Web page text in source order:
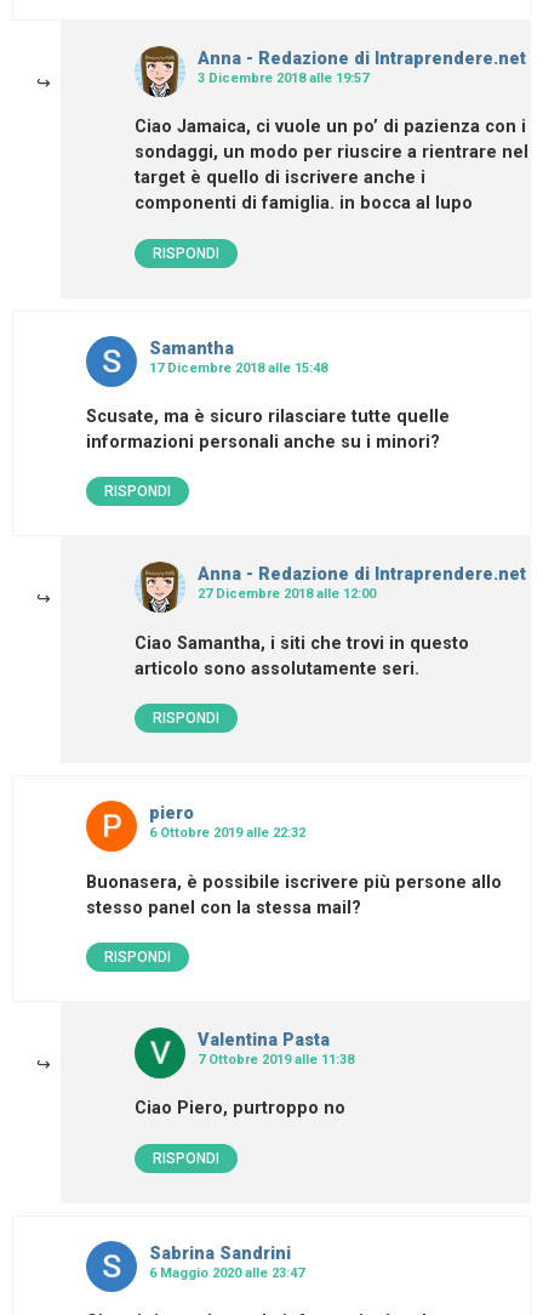
Anna - Redazione di Intraprendere.net
3 Dicembre 2018 alle 19:57
Ciao Jamaica, ci vuole un po’ di pazienza con i
sondaggi, un modo per riuscire a rientrare nel
target è quello di iscrivere anche i
componenti di famiglia. in bocca al lupo
RISPONDI
Samantha
17 Dicembre 2018 alle 15:48
Scusate, ma è sicuro rilasciare tutte quelle
informazioni personali anche su i minori?
RISPONDI
Anna - Redazione di Intraprendere.net
27 Dicembre 2018 alle 12:00
Ciao Samantha, i siti che trovi in questo
articolo sono assolutamente seri.
RISPONDI
piero
6 Ottobre 2019 alle 22:32
Buonasera, è possibile iscrivere più persone allo
stesso panel con la stessa mail?
RISPONDI
Valentina Pasta
7 Ottobre 2019 alle 11:38
Ciao Piero, purtroppo no
RISPONDI
Sabrina Sandrini
6 Maggio 2020 alle 23:47